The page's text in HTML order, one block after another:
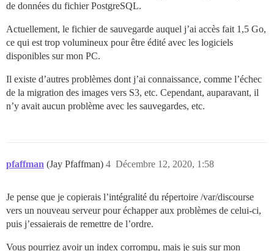
de données du fichier PostgreSQL.
Actuellement, le fichier de sauvegarde auquel j’ai accès fait 1,5 Go,
ce qui est trop volumineux pour être édité avec les logiciels
disponibles sur mon PC.
Il existe d’autres problèmes dont j’ai connaissance, comme l’échec
de la migration des images vers S3, etc. Cependant, auparavant, il
n’y avait aucun problème avec les sauvegardes, etc.
pfaffman (Jay Pfaffman) Décembre 12, 2020, 1:58
4
Je pense que je copierais l’intégralité du répertoire /var/discourse
vers un nouveau serveur pour échapper aux problèmes de celui-ci,
puis j’essaierais de remettre de l’ordre.
Vous pourriez avoir un index corrompu, mais je suis sur mon